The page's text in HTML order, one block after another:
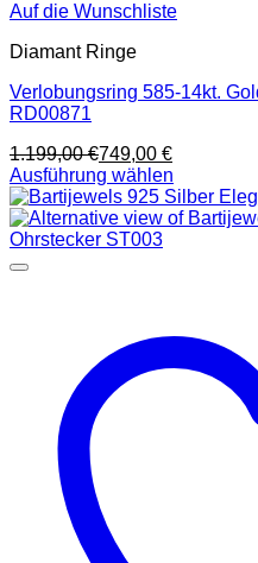
Auf die Wunschliste
Diamant Ringe
Verlobungsring 585-14kt.
RD00871
1.199,00€749,00 €
Ausführung wählen
Dieses
Produkt
weist
mehrere
Produktseite
gewählt
werden